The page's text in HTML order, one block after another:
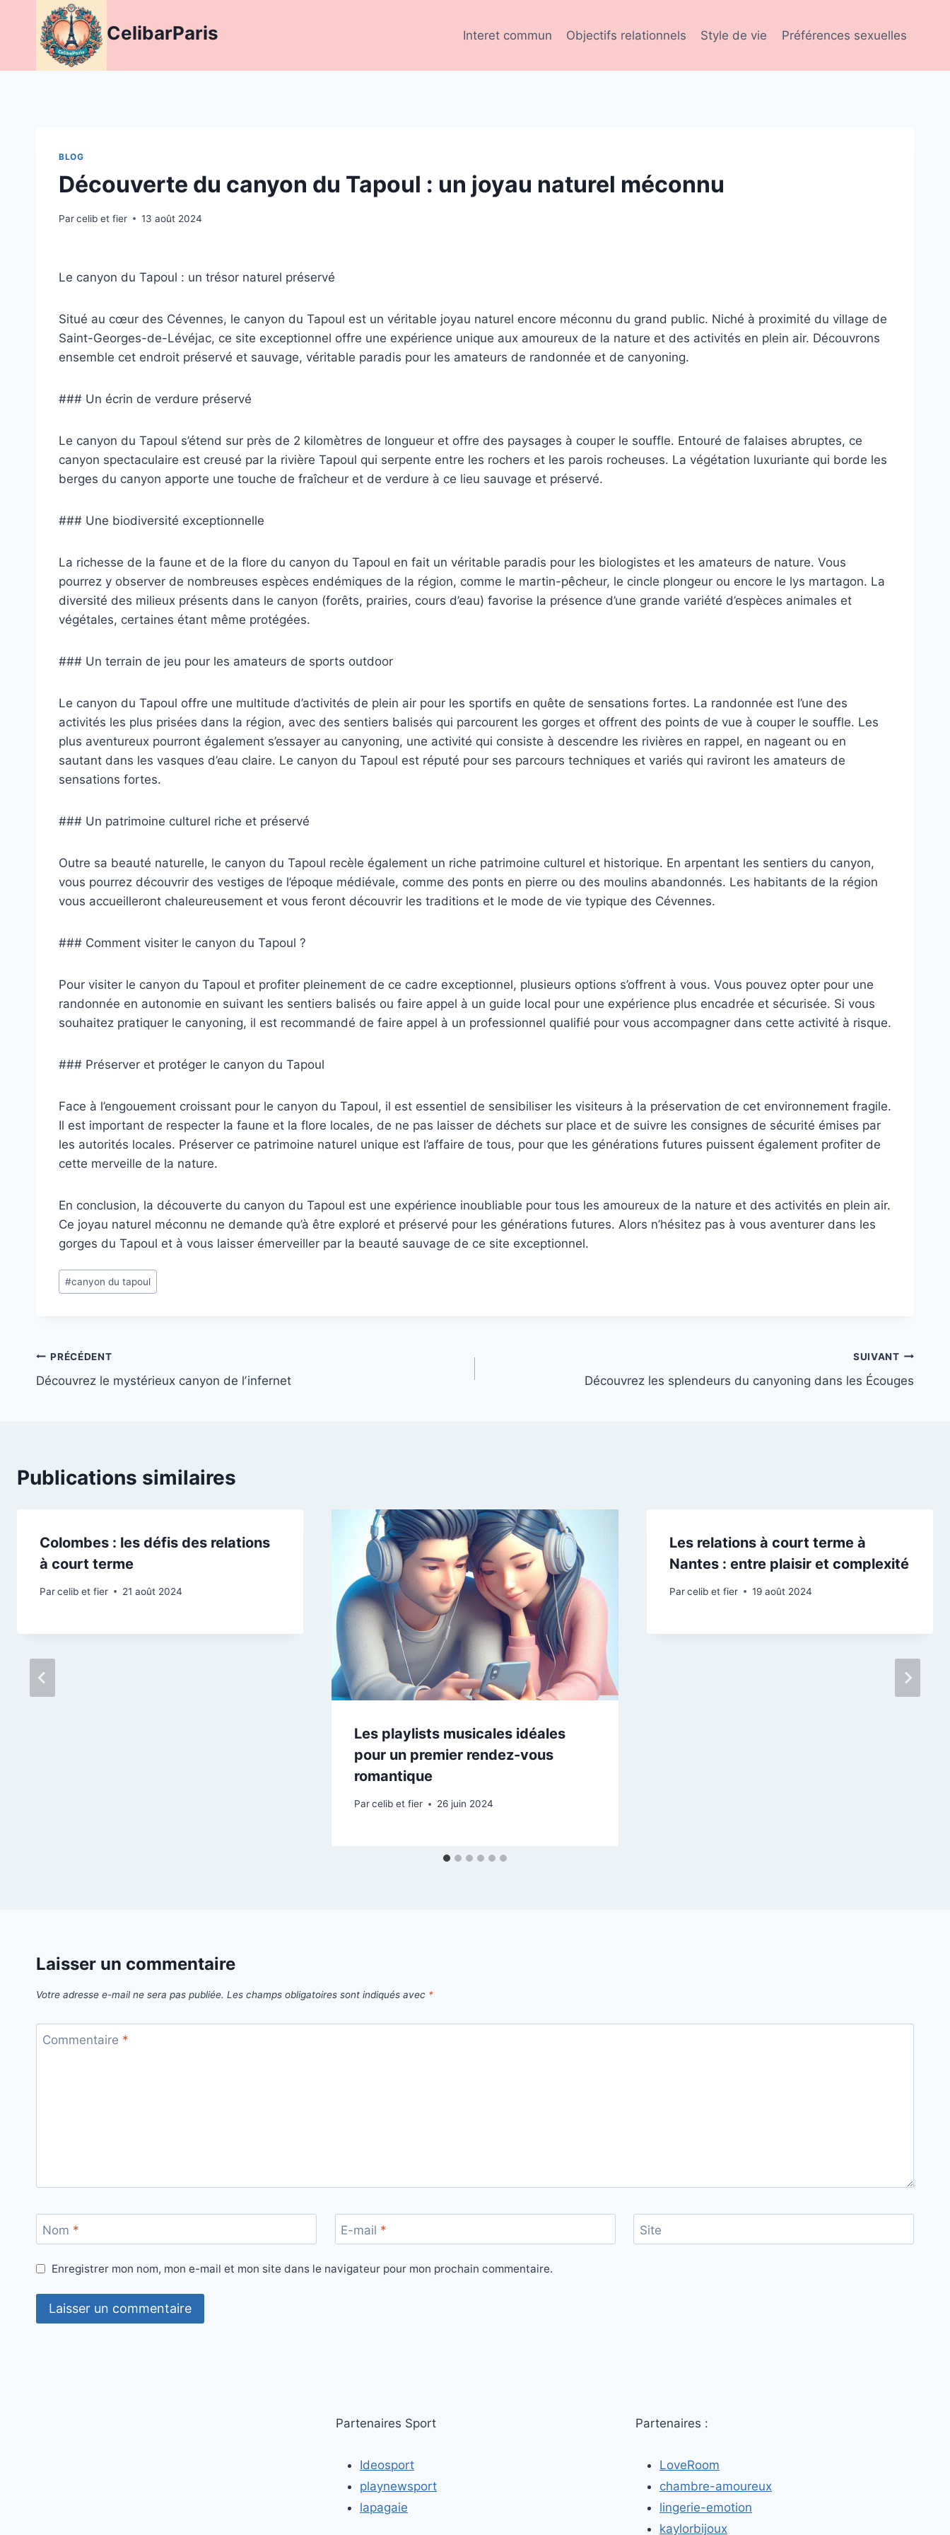
contenu
CelibarParis Interet commun Objectifs relationnels Style de vie Préférences sexuelles
BLOG
Découverte du canyon du Tapoul : un joyau naturel méconnu
Parcelib et fier 13 août 2024
Le canyon du Tapoul : un trésor naturel préservé
Situé au cœur des Cévennes, le canyon du Tapoul est un véritable joyau naturel encore méconnu du grand public. Niché à proximité du village de
Saint-Georges-de-Lévéjac, ce site exceptionnel offre une expérience unique aux amoureux de la nature et des activités en plein air. Découvrons
ensemble cet endroit préservé et sauvage, véritable paradis pour les amateurs de randonnée et de canyoning.
### Un écrin de verdure préservé
Le canyon du Tapoul s’étend sur près de 2 kilomètres de longueur et offre des paysages à couper le souffle. Entouré de falaises abruptes, ce
canyon spectaculaire est creusé par la rivière Tapoul qui serpente entre les rochers et les parois rocheuses. La végétation luxuriante qui borde les
berges du canyon apporte une touche de fraîcheur et de verdure à ce lieu sauvage et préservé.
### Une biodiversité exceptionnelle
La richesse de la faune et de la flore du canyon du Tapoul en fait un véritable paradis pour les biologistes et les amateurs de nature. Vous
pourrez y observer de nombreuses espèces endémiques de la région, comme le martin-pêcheur, le cincle plongeur ou encore le lys martagon. La
diversité des milieux présents dans le canyon (forêts, prairies, cours d’eau) favorise la présence d’une grande variété d’espèces animales et
végétales, certaines étant même protégées.
### Un terrain de jeu pour les amateurs de sports outdoor
Le canyon du Tapoul offre une multitude d’activités de plein air pour les sportifs en quête de sensations fortes. La randonnée est l’une des
activités les plus prisées dans la région, avec des sentiers balisés qui parcourent les gorges et offrent des points de vue à couper le souffle. Les
plus aventureux pourront également s’essayer au canyoning, une activité qui consiste à descendre les rivières en rappel, en nageant ou en
sautant dans les vasques d’eau claire. Le canyon du Tapoul est réputé pour ses parcours techniques et variés qui raviront les amateurs de
sensations fortes.
### Un patrimoine culturel riche et préservé
Outre sa beauté naturelle, le canyon du Tapoul recèle également un riche patrimoine culturel et historique. En arpentant les sentiers du canyon,
vous pourrez découvrir des vestiges de l’époque médiévale, comme des ponts en pierre ou des moulins abandonnés. Les habitants de la région
vous accueilleront chaleureusement et vous feront découvrir les traditions et le mode de vie typique des Cévennes.
### Comment visiter le canyon du Tapoul ?
Pour visiter le canyon du Tapoul et profiter pleinement de ce cadre exceptionnel, plusieurs options s’offrent à vous. Vous pouvez opter pour une
randonnée en autonomie en suivant les sentiers balisés ou faire appel à un guide local pour une expérience plus encadrée et sécurisée. Si vous
souhaitez pratiquer le canyoning, il est recommandé de faire appel à un professionnel qualifié pour vous accompagner dans cette activité à risque.
### Préserver et protéger le canyon du Tapoul
Face à l’engouement croissant pour le canyon du Tapoul, il est essentiel de sensibiliser les visiteurs à la préservation de cet environnement fragile.
Il est important de respecter la faune et la flore locales, de ne pas laisser de déchets sur place et de suivre les consignes de sécurité émises par
les autorités locales. Préserver ce patrimoine naturel unique est l’affaire de tous, pour que les générations futures puissent également profiter de
cette merveille de la nature.
En conclusion, la découverte du canyon du Tapoul est une expérience inoubliable pour tous les amoureux de la nature et des activités en plein air.
Ce joyau naturel méconnu ne demande qu’à être exploré et préservé pour les générations futures. Alors n’hésitez pas à vous aventurer dans les
gorges du Tapoul et à vous laisser émerveiller par la beauté sauvage de ce site exceptionnel.
Étiquettes
de
#canyon du tapoul
Navigation
de
PRÉCÉDENT
Découvrez le mystérieux canyon de lʼinfernet
SUIVANT
Découvrez les splendeurs du canyoning dans les Écouges
Publications similaires
Colombes : les défis des relations
à court terme
Parcelib et fier 21 août 2024
Les playlists musicales idéales
pour un premier rendez-vous
romantique
Par celib et fier 26 juin 2024
Les relations à court terme à
Nantes : entre plaisir et complexité
Par celib et fier 19 août 2024
Laisser un commentaire
Votre adresse e-mail ne sera pas publiée. Les champs obligatoires sont indiqués avec *
Commentaire *
Nom * E-mail * Site
Enregistrer mon nom, mon e-mail et mon site dans le navigateur pour mon prochain commentaire.
Partenaires Sport
Ideosport
playnewsport
lapagaie
Partenaires :
LoveRoom
chambre-amoureux
lingerie-emotion
kaylorbijoux